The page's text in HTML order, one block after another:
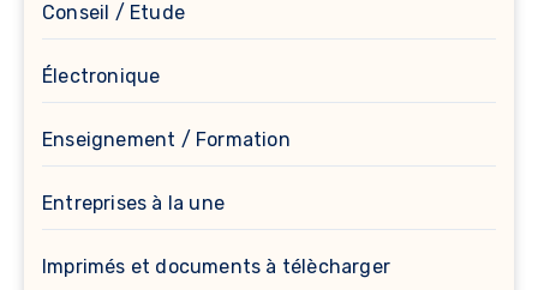
Conseil / Etude
Électronique
Enseignement / Formation
Entreprises à la une
Imprimés et documents à télècharger